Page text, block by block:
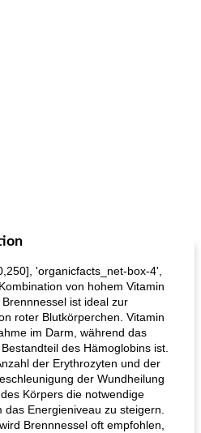
'organicfacts_net-box-4',
von hohem Vitamin
ist ideal zur
roter Blutkörperchen. Vitamin
im Darm, während das
des Hämoglobins ist.
der Erythrozyten und der
der Wundheilung
Körpers die notwendige
Energieniveau zu steigern.
Brennnessel oft empfohlen,